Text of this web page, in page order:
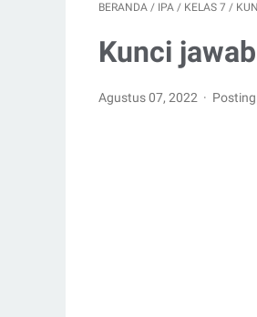
BERANDA / IPA / KELAS 7 /
Kunci
Agustus 07, 2022